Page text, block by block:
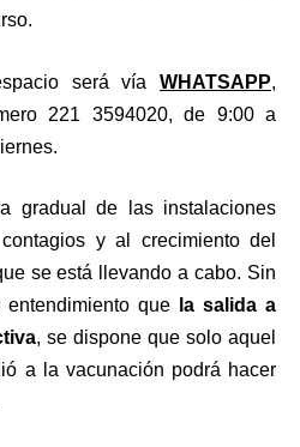
será vía WHATSAPP,
221 3594020, de 9:00 a
gradual de las instalaciones
y al crecimiento del
se está llevando a cabo. Sin
que
la salida a
, se dispone que solo aquel
a la vacunación podrá hacer